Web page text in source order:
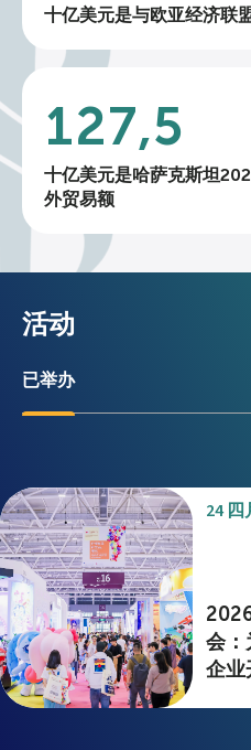
十亿美元是与欧亚经济联
127,5
十亿美元是哈萨克斯坦
外贸易额
活动
已举办
24 四
会：
企业